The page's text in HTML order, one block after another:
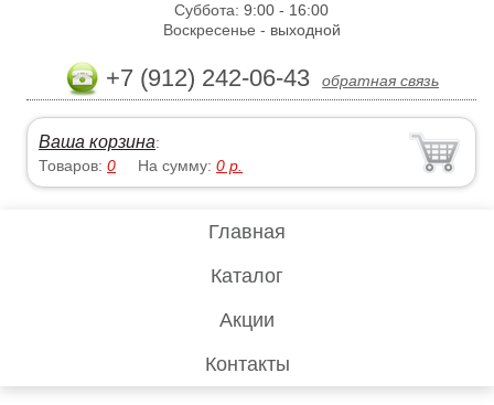
Суббота:9:00 - 16:00
Воскресенье - выходной
+7 (912) 242-06-43 обратная связь
Ваша корзина:
Товаров:0 На сумму:0 р.
Главная
Каталог
Акции
Контакты